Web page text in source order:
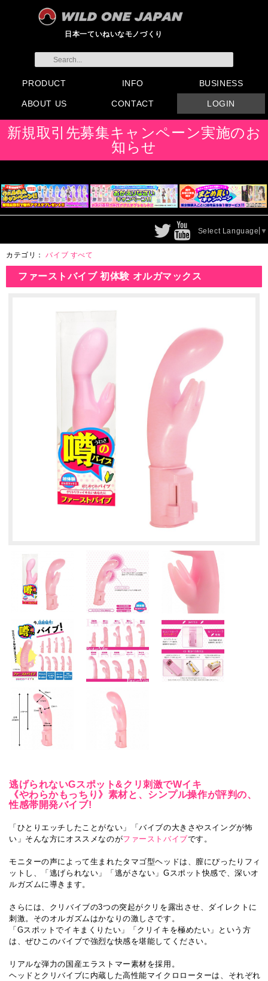
日本一ていねいなモノづくり
PRODUCT
すべてのグッズ
新製品
発売前製品
デンマ
ニップルドーム他
ローター
バイブ
オナホール
ラブドール
サポート
矯正リング
ローション
ラブサプリ
ディルド
アナル
SMグッズ
日本製グッズ
その他グッズ
INFO
製品情報
お知らせ
イベント・展示会
メディア掲載
BUSINESS
会員登録
注文方法・卸売りについ
FAX注文書
カタログ
販促物配布
代理店契約について
ABOUT US
会社概要
よくある質問
取り扱い店リスト
CONTACT
お問い合わせ
付属品販売(一般のお客様
向け)
アイディア募集
LOGIN
新規取引先募集キャンペーン実施のお
知らせ
Select Language ▼
カテゴリ：バイブ すべて
ファーストバイブ 初体験 オルガマックス
逃げられないGスポット&クリ刺激でWイキ
《やわらかもっちり》素材と、シンプル操作が評判の、
性感帯開発バイブ!
「ひとりエッチしたことがない」「バイブの大きさやスイングが怖
い」そんな方にオススメなのがファーストバイブです。
モニターの声によって生まれたタマゴ型ヘッドは、膣にぴったりフィ
ットし、「逃げられない」「逃がさない」Gスポット快感で、深いオ
ルガズムに導きます。
さらには、クリバイブの3つの突起がクリを露出させ、ダイレクトに
刺激。そのオルガズムはかなりの激しさです。
「Gスポットでイキまくりたい」「クリイキを極めたい」という方
は、ぜひこのバイブで強烈な快感を堪能してください。
リアルな弾力の国産エラストマー素材を採用。
ヘッドとクリバイブに内蔵した高性能マイクロローターは、それぞれ